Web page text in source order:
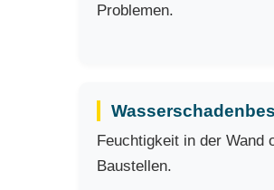
Problemen.
Feuchtigkeit in der Wand
Baustellen.